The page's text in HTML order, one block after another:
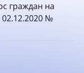
граждан на
№